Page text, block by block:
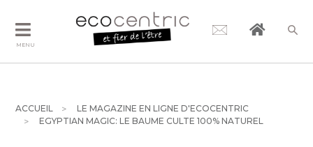
MENU
ACCUEIL
LE MAGAZINE EN LIGNE D'ECOCENTRIC
EGYPTIAN MAGIC: LE BAUME CULTE 100% NATUREL